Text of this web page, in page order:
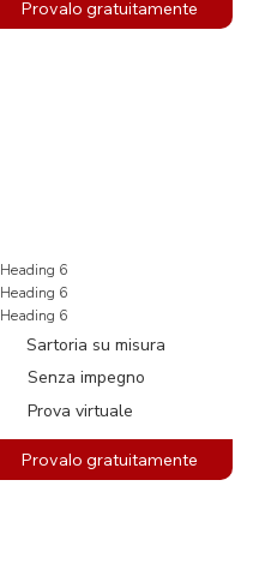
Heading 6
Heading 6
Heading 6
Sartoria su misura
Senza impegno
Prova virtuale